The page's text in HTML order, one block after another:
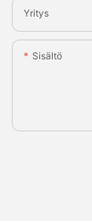
Yritys
Sisältö